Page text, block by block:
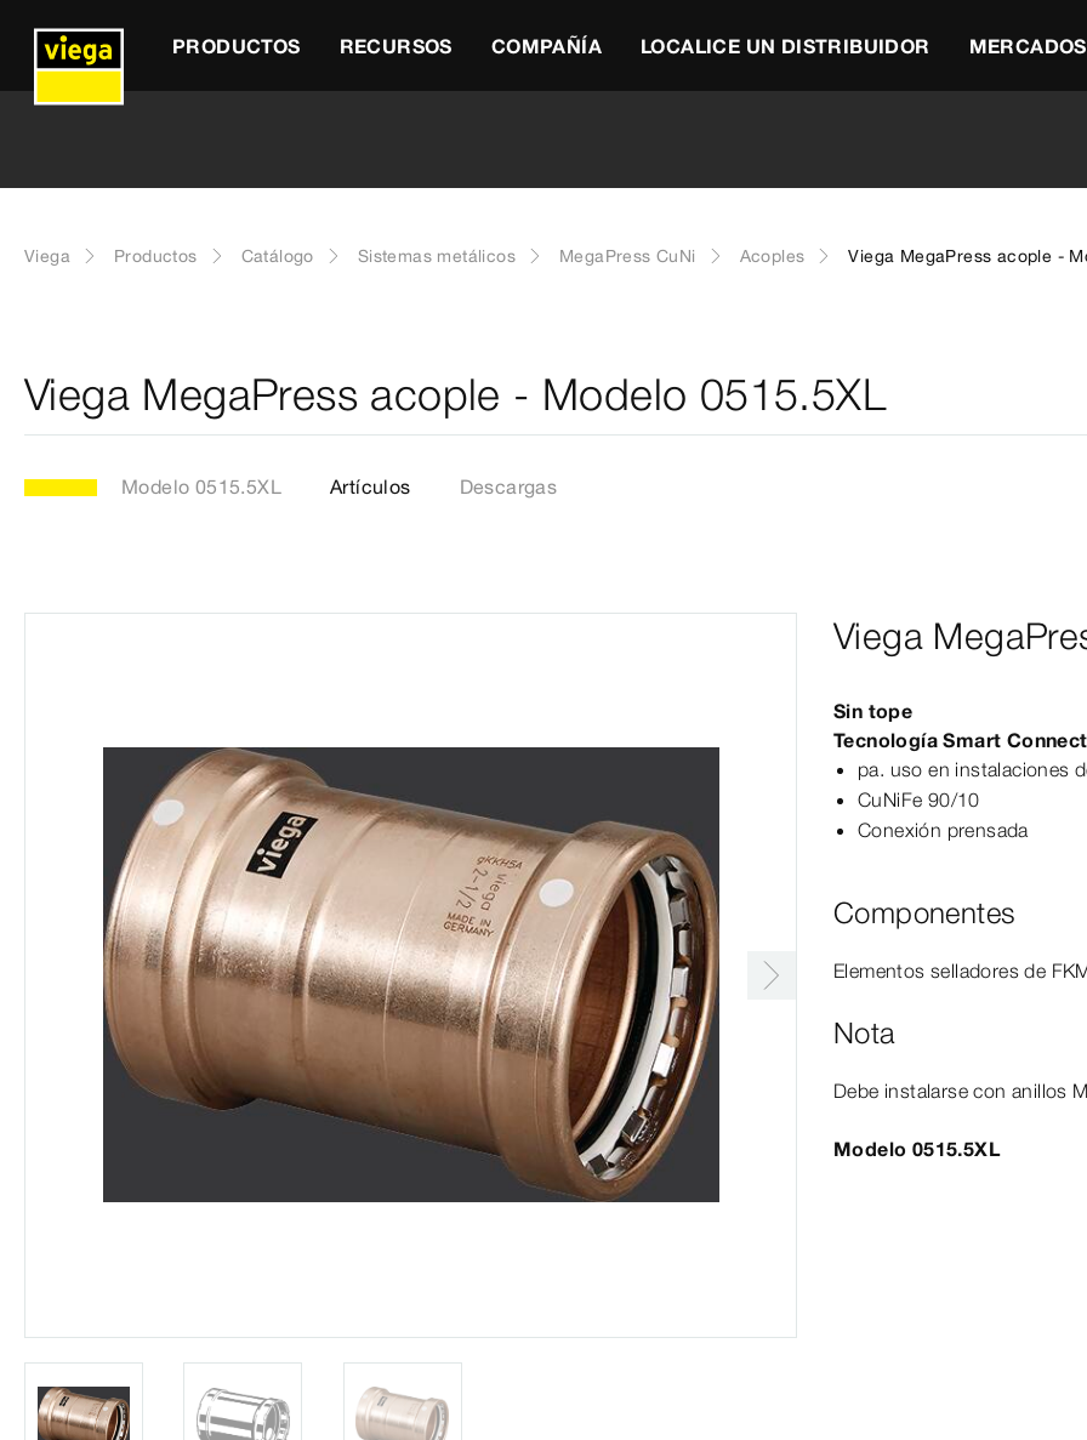
PRODUCTOS RECURSOS COMPAÑÍA LOCALICE UN DISTRIBUIDOR MERCADOS
Viega Productos Catálogo Sistemas metálicos MegaPress CuNi Acoples Viega MegaPress acople -
Viega MegaPress acople - Modelo 0515.5XL
Modelo 0515.5XL Artículos Descargas
Viega
Sin tope
TecnologíaSmart Connect
pa. uso en instalaciones
CuNiFe 90/10
Conexión prensada
Componentes
Elementos selladores de
Nota
Debe instalarse con anillos
Modelo 0515.5XL